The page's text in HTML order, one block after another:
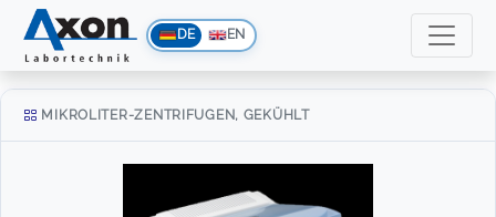
DE EN
MIKROLITER-ZENTRIFUGEN, GEKÜHLT